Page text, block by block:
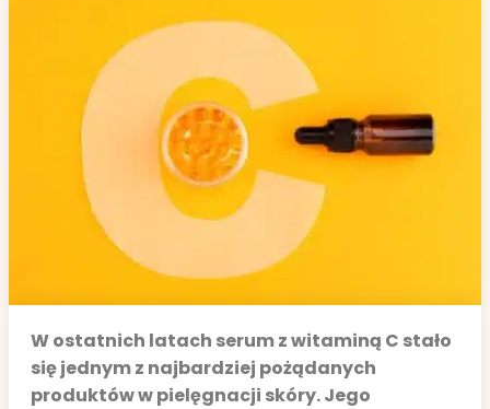
W ostatnich latach serum z witaminą C stało
się jednym z najbardziej pożądanych
produktów w pielęgnacji skóry. Jego